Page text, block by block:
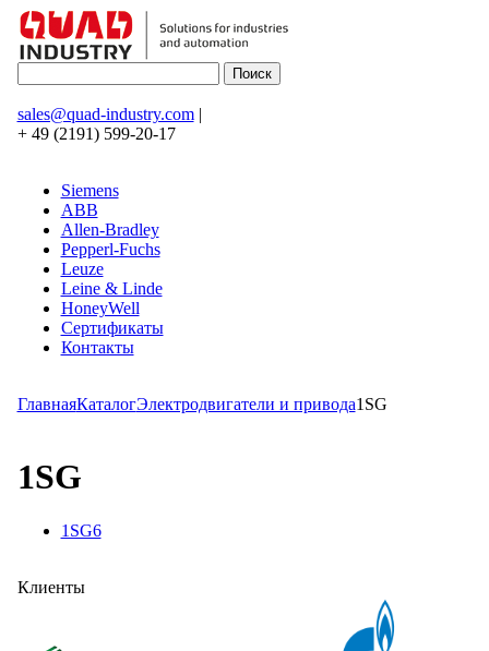
sales@quad-industry.com|
+ 49 (2191) 599-20-17
Siemens
ABB
Allen-Bradley
Pepperl-Fuchs
Leuze
Leine & Linde
HoneyWell
Сертификаты
Контакты
ГлавнаяКаталогЭлектродвигатели и привода1SG
1SG
1SG6
Клиенты